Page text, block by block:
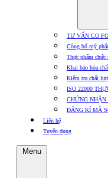
TƯ VẤN CO
Công bố mỹ
Thực phẩm chức
Khai báo hóa
Kiểm tra chất
ISO 22000
CHỨNG NHẬN
ĐĂNG KÍ MÃ
Liên hệ
Tuyển dụng
Menu